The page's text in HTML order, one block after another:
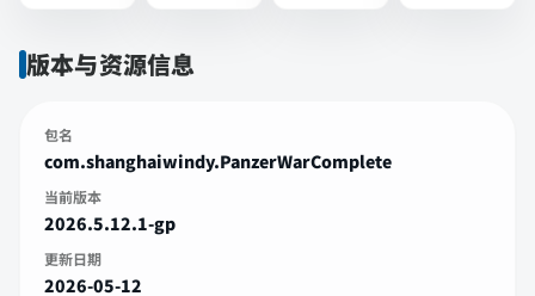
版本与资源信息
包名
com.shanghaiwindy.PanzerWarComplete
当前版本
2026.5.12.1-gp
更新日期
2026-05-12